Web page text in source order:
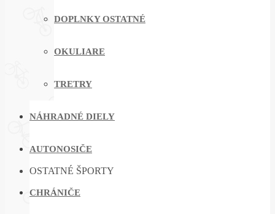
DOPLNKY OSTATNÉ
OKULIARE
TRETRY
NÁHRADNÉ DIELY
AUTONOSIČE
OSTATNÉ ŠPORTY
CHRÁNIČE